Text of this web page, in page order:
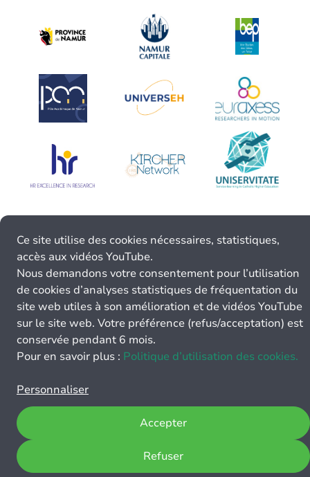
Ce site utilise des cookies nécessaires, statistiques,
accès aux vidéos YouTube.
Nous demandons votre consentement pour l’utilisation
de cookies d’analyses statistiques de fréquentation du
site web utiles à son amélioration et de vidéos YouTube
sur le site web. Votre préférence (refus/acceptation) est
conservée pendant 6 mois.
Pour en savoir plus : Politique d’utilisation des cookies.
Personnaliser
Refuser
Accepter